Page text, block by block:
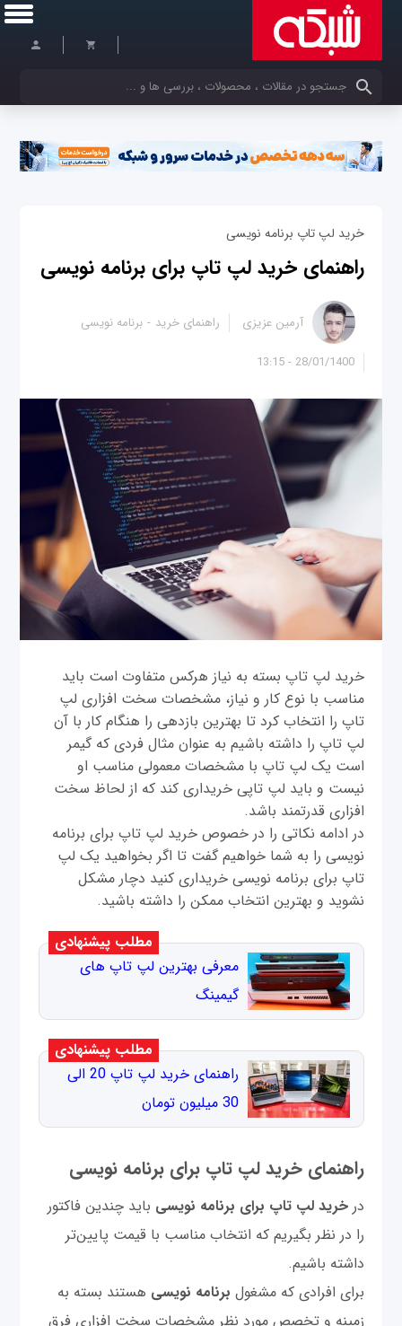
کلمات کلیدی خود را وارد کنید
خرید لپ تاپ برنامه نویسی
راهنمای خرید لپ تاپ برای برنامه نویسی
28/01/1400 - 13:15
آرمین عزیزی راهنمای خرید برنامه نویسی
خرید لپ تاپ بسته به نیاز هرکس متفاوت است باید
مناسب با نوع کار و نیاز، مشخصات سخت افزاری لپ
تاپ را انتخاب کرد تا بهترین بازدهی را هنگام کار با آن
لپ تاپ را داشته باشیم به عنوان مثال فردی که گیمر
است یک لپ تاپ با مشخصات معمولی مناسب او
نیست و باید لپ تاپی خریداری کند که از لحاظ سخت
افزاری قدرتمند باشد.
در ادامه نکاتی را در خصوص خرید لپ تاپ برای برنامه
نویسی را به شما خواهیم گفت تا اگر بخواهید یک لپ
تاپ برای برنامه نویسی خریداری کنید دچار مشکل
نشوید و بهترین انتخاب ممکن را داشته باشید.
مطلب پیشنهادی
معرفی بهترین لپ تاپ های
گیمینگ
مطلب پیشنهادی
راهنمای خرید لپ تاپ 20 الی
30 میلیون تومان
راهنمای خرید لپ تاپ برای برنامه نویسی
درخرید لپ تاپ برای برنامه نویسی باید چندین فاکتور
را در نظر بگیریم که انتخاب مناسب با قیمت پایین‌تر
داشته باشیم.
برای افرادی که مشغول برنامه نویسی هستند بسته به
زمینه و تخصص مورد نظر مشخصات سخت افزاری فرق